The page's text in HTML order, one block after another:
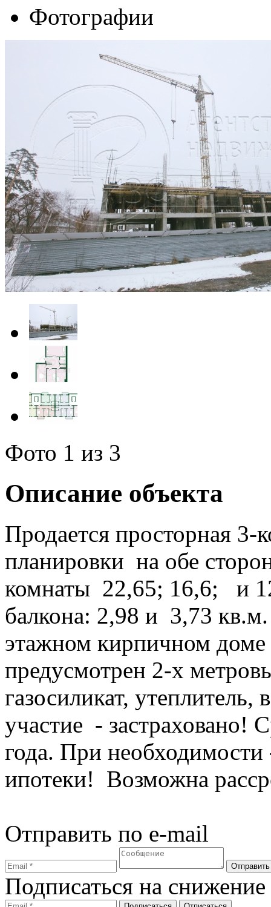
Фотографии
Фото 1 из 3
Описание объекта
Продается просторная 3-
планировки на обе
комнаты 22,65; 16,6; и
балкона: 2,98 и 3,73
этажном кирпичном
предусмотрен 2-х
газосиликат,
участие - застраховано!
года. При
ипотеки! Возможна
Отправить по e-mail
Подписаться на